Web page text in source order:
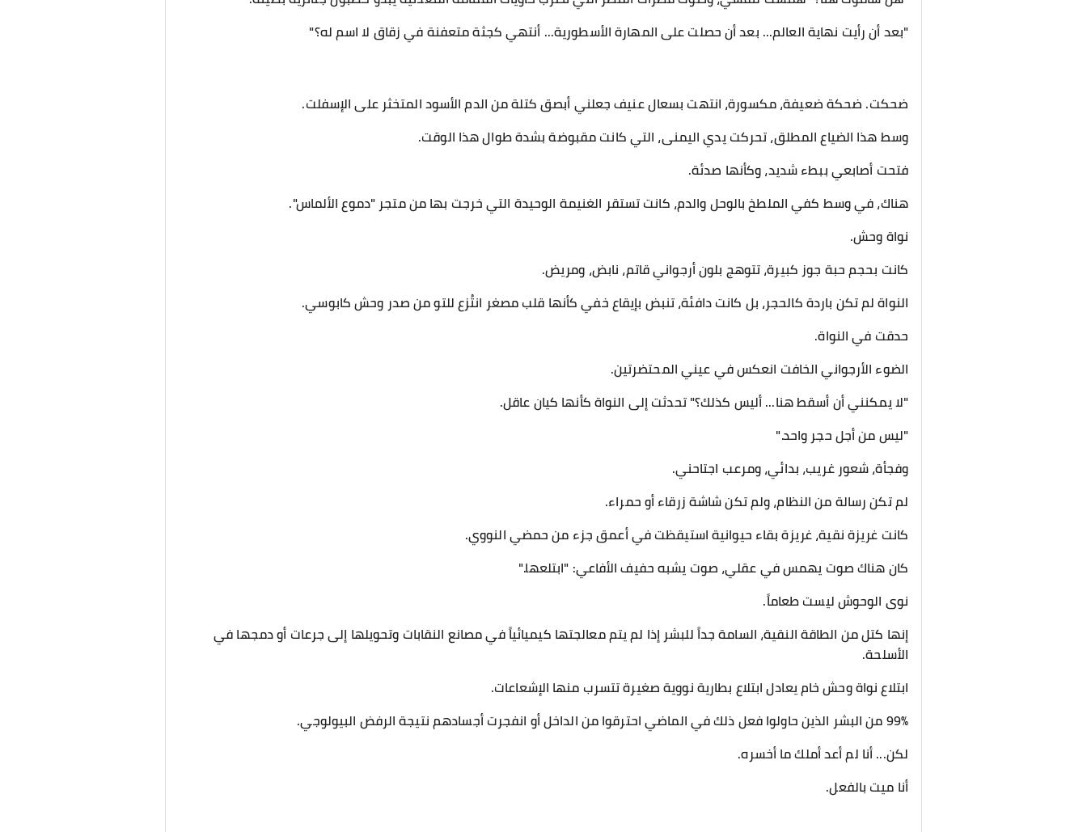
"بعد أن رأيت نهاية العالم... بعد أن حصلت على المهارة الأسطورية... أنتهي كجثة متعفنة في زقاق لا اسم له؟"
​ضحكت. ضحكة ضعيفة، مكسورة، انتهت بسعال عنيف جعلني أبصق كتلة من الدم الأسود المتخثر على الإسفلت.
​وسط هذا الضياع المطلق، تحركت يدي اليمنى، التي كانت مقبوضة بشدة طوال هذا الوقت.
فتحت أصابعي ببطء شديد، وكأنها صدئة.
​هناك، في وسط كفي الملطخ بالوحل والدم، كانت تستقر الغنيمة الوحيدة التي خرجت بها من متجر "دموع الألماس".
نواة وحش.
كانت بحجم حبة جوز كبيرة، تتوهج بلون أرجواني قاتم، نابض، ومريض.
النواة لم تكن باردة كالحجر، بل كانت دافئة، تنبض بإيقاع خفي كأنها قلب مصغر انتُزع للتو من صدر وحش كابوسي.
​حدقت في النواة.
الضوء الأرجواني الخافت انعكس في عيني المحتضرتين.
​"لا يمكنني أن أسقط هنا... أليس كذلك؟" تحدثت إلى النواة كأنها كيان عاقل.
"ليس من أجل حجر واحد."
​وفجأة، شعور غريب، بدائي، ومرعب اجتاحني.
لم تكن رسالة من النظام، ولم تكن شاشة زرقاء أو حمراء.
كانت غريزة نقية، غريزة بقاء حيوانية استيقظت في أعمق جزء من حمضي النووي.
كان هناك صوت يهمس في عقلي، صوت يشبه حفيف الأفاعي: "ابتلعها."
​نوى الوحوش ليست طعاماً.
إنها كتل من الطاقة النقية، السامة جداً للبشر إذا لم يتم معالجتها كيميائياً في مصانع النقابات وتحويلها إلى جرعات أو دمجها في
الأسلحة.
ابتلاع نواة وحش خام يعادل ابتلاع بطارية نووية صغيرة تتسرب منها الإشعاعات.
99% من البشر الذين حاولوا فعل ذلك في الماضي احترقوا من الداخل أو انفجرت أجسادهم نتيجة الرفض البيولوجي.
​لكن... أنا لم أعد أملك ما أخسره.
أنا ميت بالفعل.